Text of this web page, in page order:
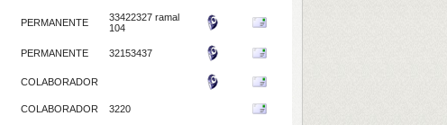
PERMANENTE
33422327 ramal
104
PERMANENTE 32153437
COLABORADOR
COLABORADOR 3220